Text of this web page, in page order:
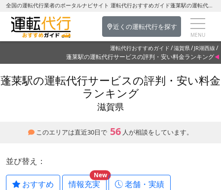
全国の運転代行業者のポータルナビサイト 運転代行おすすめガイド蓬莱駅の運転代行を探す-滋賀県の運転代行
近くの運転代行を探す
運転代行おすすめガイド 滋賀県 JR湖西線
蓬莱駅の運転代行サービスの評判・安い料金ランキング
蓬莱駅の運転代行サービスの評判・安い料金
ランキング
滋賀県
このエリアは直近30日で 56 人が相談をしています。
並び替え：
おすすめ 情報充実
New
老舗・実績